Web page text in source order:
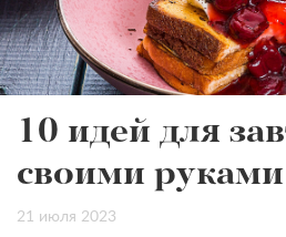
10 идей для
своими руками
21 июля 2023